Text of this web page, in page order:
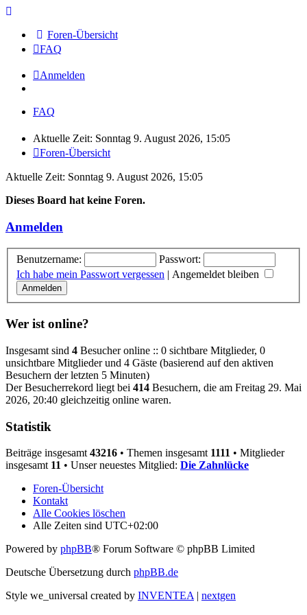
Foren-Übersicht
FAQ
Anmelden
FAQ
Aktuelle Zeit: Sonntag 9. August 2026, 15:05
Foren-Übersicht
Aktuelle Zeit: Sonntag 9. August 2026, 15:05
Dieses Board hat keine Foren.
Anmelden
Benutzername:
Passwort:
Ich habe mein Passwort vergessen
Angemeldet bleiben
Wer ist online?
Insgesamt sind 4 Besucher online :: 0 sichtbare Mitglieder, 0
unsichtbare Mitglieder und 4 Gäste (basierend auf den aktiven
Besuchern der letzten 5 Minuten)
Der Besucherrekord liegt bei 414 Besuchern, die am Freitag 29. Mai
2026, 20:40 gleichzeitig online waren.
Statistik
Beiträge insgesamt 43216 • Themen insgesamt 1111 • Mitglieder
insgesamt 11 • Unser neuestes Mitglied: Die Zahnlücke
Foren-Übersicht
Kontakt
Alle Cookies löschen
Alle Zeiten sind UTC+02:00
Powered by phpBB® Forum Software © phpBB Limited
Deutsche Übersetzung durch phpBB.de
Style we_universal created by INVENTEA | nextgen